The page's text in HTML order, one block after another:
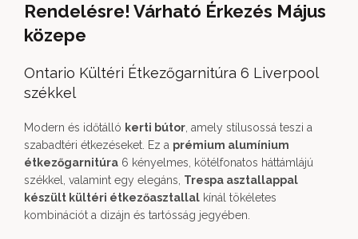
Rendelésre! Várható Érkezés Május
közepe
Ontario Kültéri Étkezőgarnitúra 6 Liverpool
székkel
Modern és időtálló kerti bútor , amely stílusossá teszi a
szabadtéri étkezéseket. Ez a prémium alumínium
étkezőgarnitúra 6 kényelmes, kötélfonatos háttámlájú
székkel, valamint egy elegáns, Trespa asztallappal
készült kültéri étkezőasztallal kínál tökéletes
kombinációt a dizájn és tartósság jegyében.